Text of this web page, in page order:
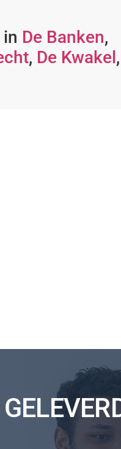
De Banken,
, De Kwakel,